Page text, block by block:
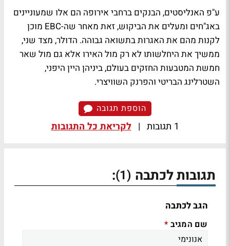
ע"פ האנליסטים, הבנקים ברחבי אירופה הם אלו שמעוניינים
באג"חים ומעלים את הביקוש, זאת מאחר שה-EBC מוכן
לקנות מהם את האגרות בתשואה גבוהה. הדולר, מצד שני,
ממשיך את היחלשותו לא רק מול האירו אלא גם מול שאר
חמשת המטבעות החזקים בעולם, ביניהן היין היפני,
השטרלינג הבריטי והפרנק השוויצרי.
הוספת תגובה
1 תגובות | לקריאת כל התגובות
תגובות לכתבה (1)
:
הגב לכתבה
שם המגיב *